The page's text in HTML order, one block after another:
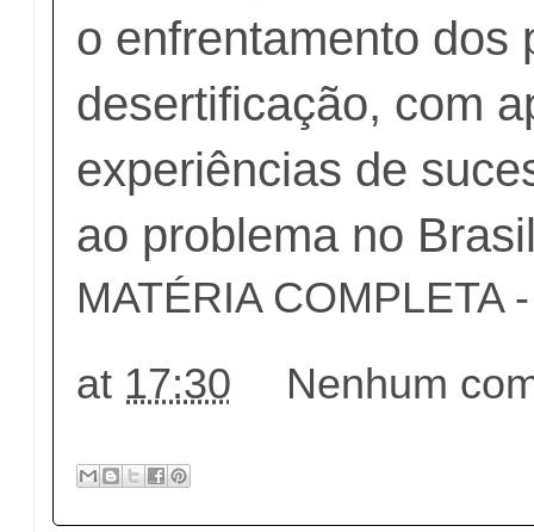
o enfrentamento dos
desertificação, com
experiências de
ao problema no
MATÉRIA COMPLETA
at 17:30 Nenhum